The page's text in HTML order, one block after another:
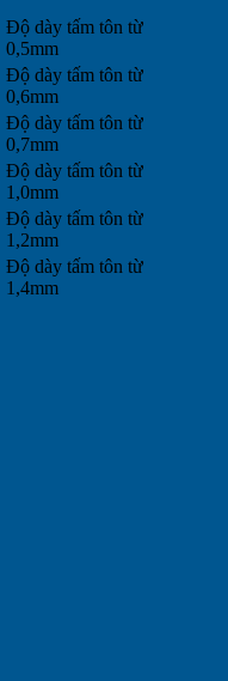
Độ dày tấm tôn từ
0,5mm
Độ dày tấm tôn từ
0,6mm
Độ dày tấm tôn từ
0,7mm
Độ dày tấm tôn từ
1,0mm
Độ dày tấm tôn từ
1,2mm
Độ dày tấm tôn từ
1,4mm